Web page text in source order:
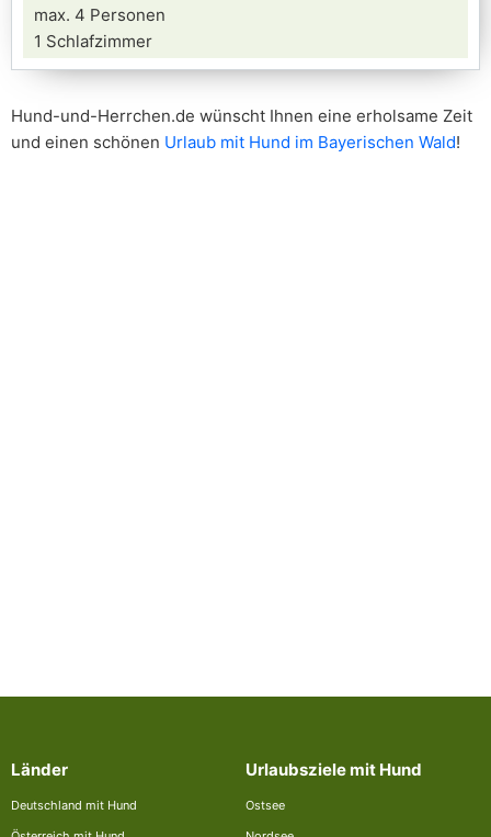
max. 4 Personen
1 Schlafzimmer
Hund-und-Herrchen.de wünscht Ihnen eine erholsame Zeit
und einen schönen Urlaub mit Hund im Bayerischen Wald!
Länder
Deutschland mit Hund
Urlaubsziele mit Hund
Ostsee